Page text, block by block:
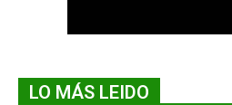
LO MÁS LEIDO